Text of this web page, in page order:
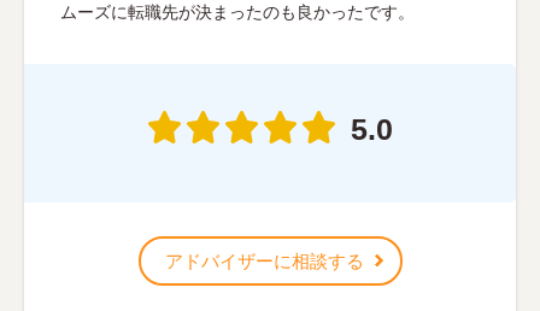
ムーズに転職先が決まったのも良かったです。
5.0
アドバイザーに相談する